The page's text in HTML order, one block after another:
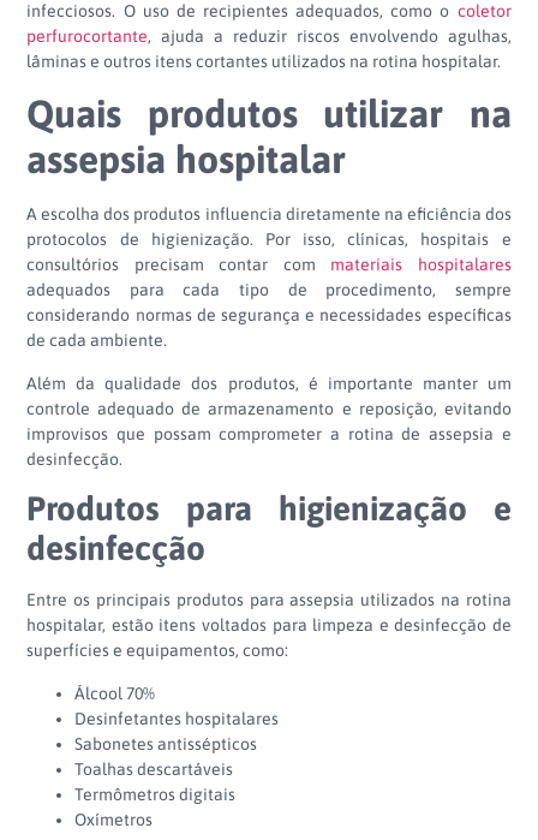
infecciosos. O uso de recipientes adequados, como o coletor
perfurocortante, ajuda a reduzir riscos envolvendo agulhas,
lâminas e outros itens cortantes utilizados na rotina hospitalar.
Quais produtos utilizar na
assepsia hospitalar
A escolha dos produtos influencia diretamente na eficiência dos
protocolos de higienização. Por isso, clínicas, hospitais e
consultórios precisam contar com materiais hospitalares
adequados para cada tipo de procedimento, sempre
considerando normas de segurança e necessidades específicas
de cada ambiente.
Além da qualidade dos produtos, é importante manter um
controle adequado de armazenamento e reposição, evitando
improvisos que possam comprometer a rotina de assepsia e
desinfecção.
Produtos para higienização e
desinfecção
Entre os principais produtos para assepsia utilizados na rotina
hospitalar, estão itens voltados para limpeza e desinfecção de
superfícies e equipamentos, como:
Álcool 70%
Desinfetantes hospitalares
Sabonetes antissépticos
Toalhas descartáveis
Termômetros digitais
Oxímetros